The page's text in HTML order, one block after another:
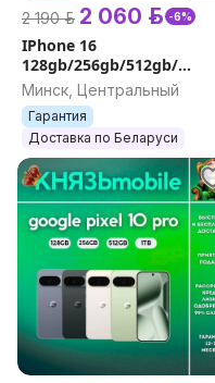
2 190 р. 2 060 р. -6%
IPhone 16
128gb/256gb/512gb/
ГАРАНТИЯ/ДОСТАВКА
Минск, Центральный
Гарантия
Доставка по Беларуси